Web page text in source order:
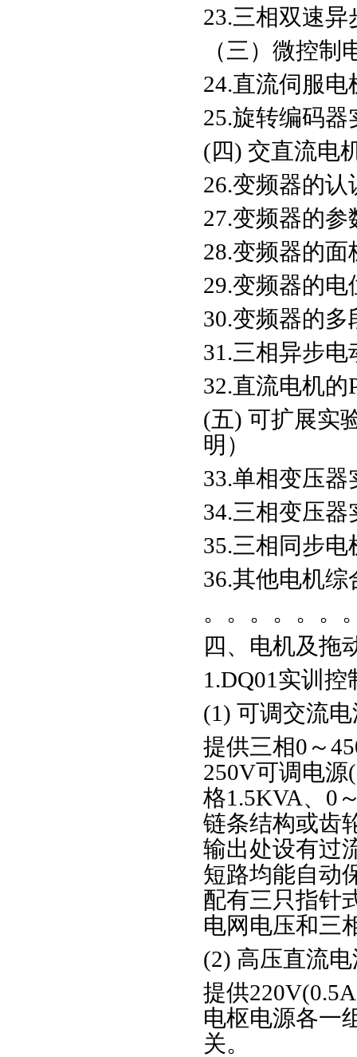
23.三相双速异
（三）微控制
24.直流伺服电
25.旋转编码器
(四) 交直流电
26.变频器的认
27.变频器的
28.变频器的面
29.变频器的电
30.变频器的多
31.三相异步
32.直流电机的
(五) 可扩展实
明）
33.单相变压器
34.三相变压器
35.三相同步电
36.其他电机综
。。。。。。
四、电机及拖
1.DQ01实训
(1) 可调交流
提供三相0～
250V可调电
格1.5KVA、0
链条结构或齿
输出处设有过
短路均能自动
配有三只指针
电网电压和三
(2) 高压直流
提供
电枢电源各一
关。